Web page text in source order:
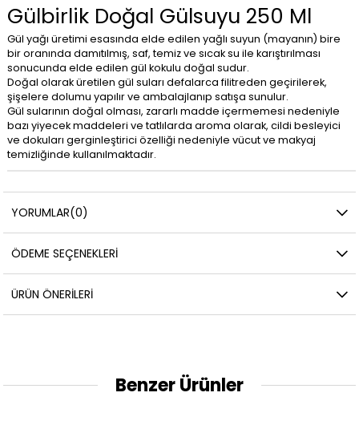
Gülbirlik Doğal Gülsuyu 250 Ml
Gül yağı üretimi esasında elde edilen yağlı suyun (mayanın) bire
bir oranında damıtılmış, saf, temiz ve sıcak su ile karıştırılması
sonucunda elde edilen gül kokulu doğal sudur.
Doğal olarak üretilen gül suları defalarca filitreden geçirilerek,
şişelere dolumu yapılır ve ambalajlanıp satışa sunulur.
Gül sularının doğal olması, zararlı madde içermemesi nedeniyle
bazı yiyecek maddeleri ve tatlılarda aroma olarak, cildi besleyici
ve dokuları gerginleştirici özelliği nedeniyle vücut ve makyaj
temizliğinde kullanılmaktadır.
YORUMLAR(0)
ÖDEME SEÇENEKLERI
ÜRÜN ÖNERILERI
Benzer Ürünler